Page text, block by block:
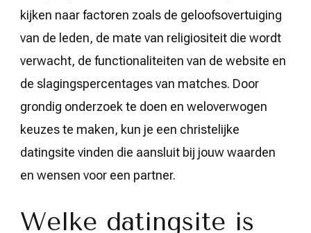
kijken naar factoren zoals de geloofsovertuiging
van de leden, de mate van religiositeit die wordt
verwacht, de functionaliteiten van de website en
de slagingspercentages van matches. Door
grondig onderzoek te doen en weloverwogen
keuzes te maken, kun je een christelijke
datingsite vinden die aansluit bij jouw waarden
en wensen voor een partner.
Welke datingsite is